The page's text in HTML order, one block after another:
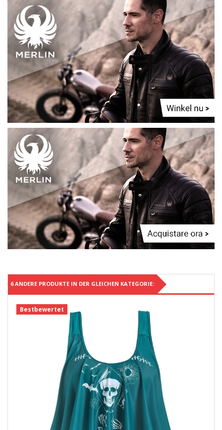
6 ANDERE PRODUKTE IN DER GLEICHEN KATEGORIE:
Bestbewertet